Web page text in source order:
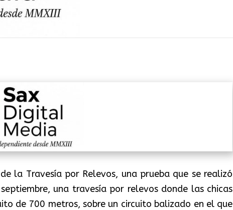
la II Travesía por relevos de El
la Travesía por Relevos, una prueba que se realizó
una travesía por relevos donde las chicas
de 700 metros, sobre un circuito balizado en el que